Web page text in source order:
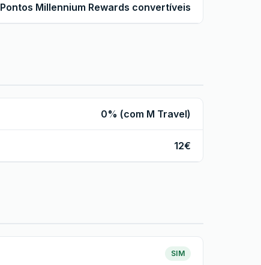
Pontos Millennium Rewards convertíveis
0% (com M Travel)
12€
SIM